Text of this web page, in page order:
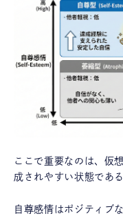
ここで重要なのは、仮
成されやすい状態であ
自尊感情はポジティブ